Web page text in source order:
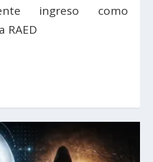
ingreso como
RAED